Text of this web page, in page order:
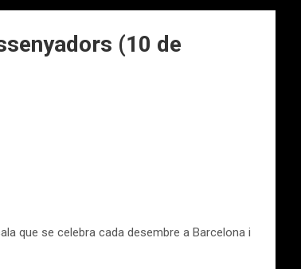
(10 de
que se celebra cada desembre a Barcelona i